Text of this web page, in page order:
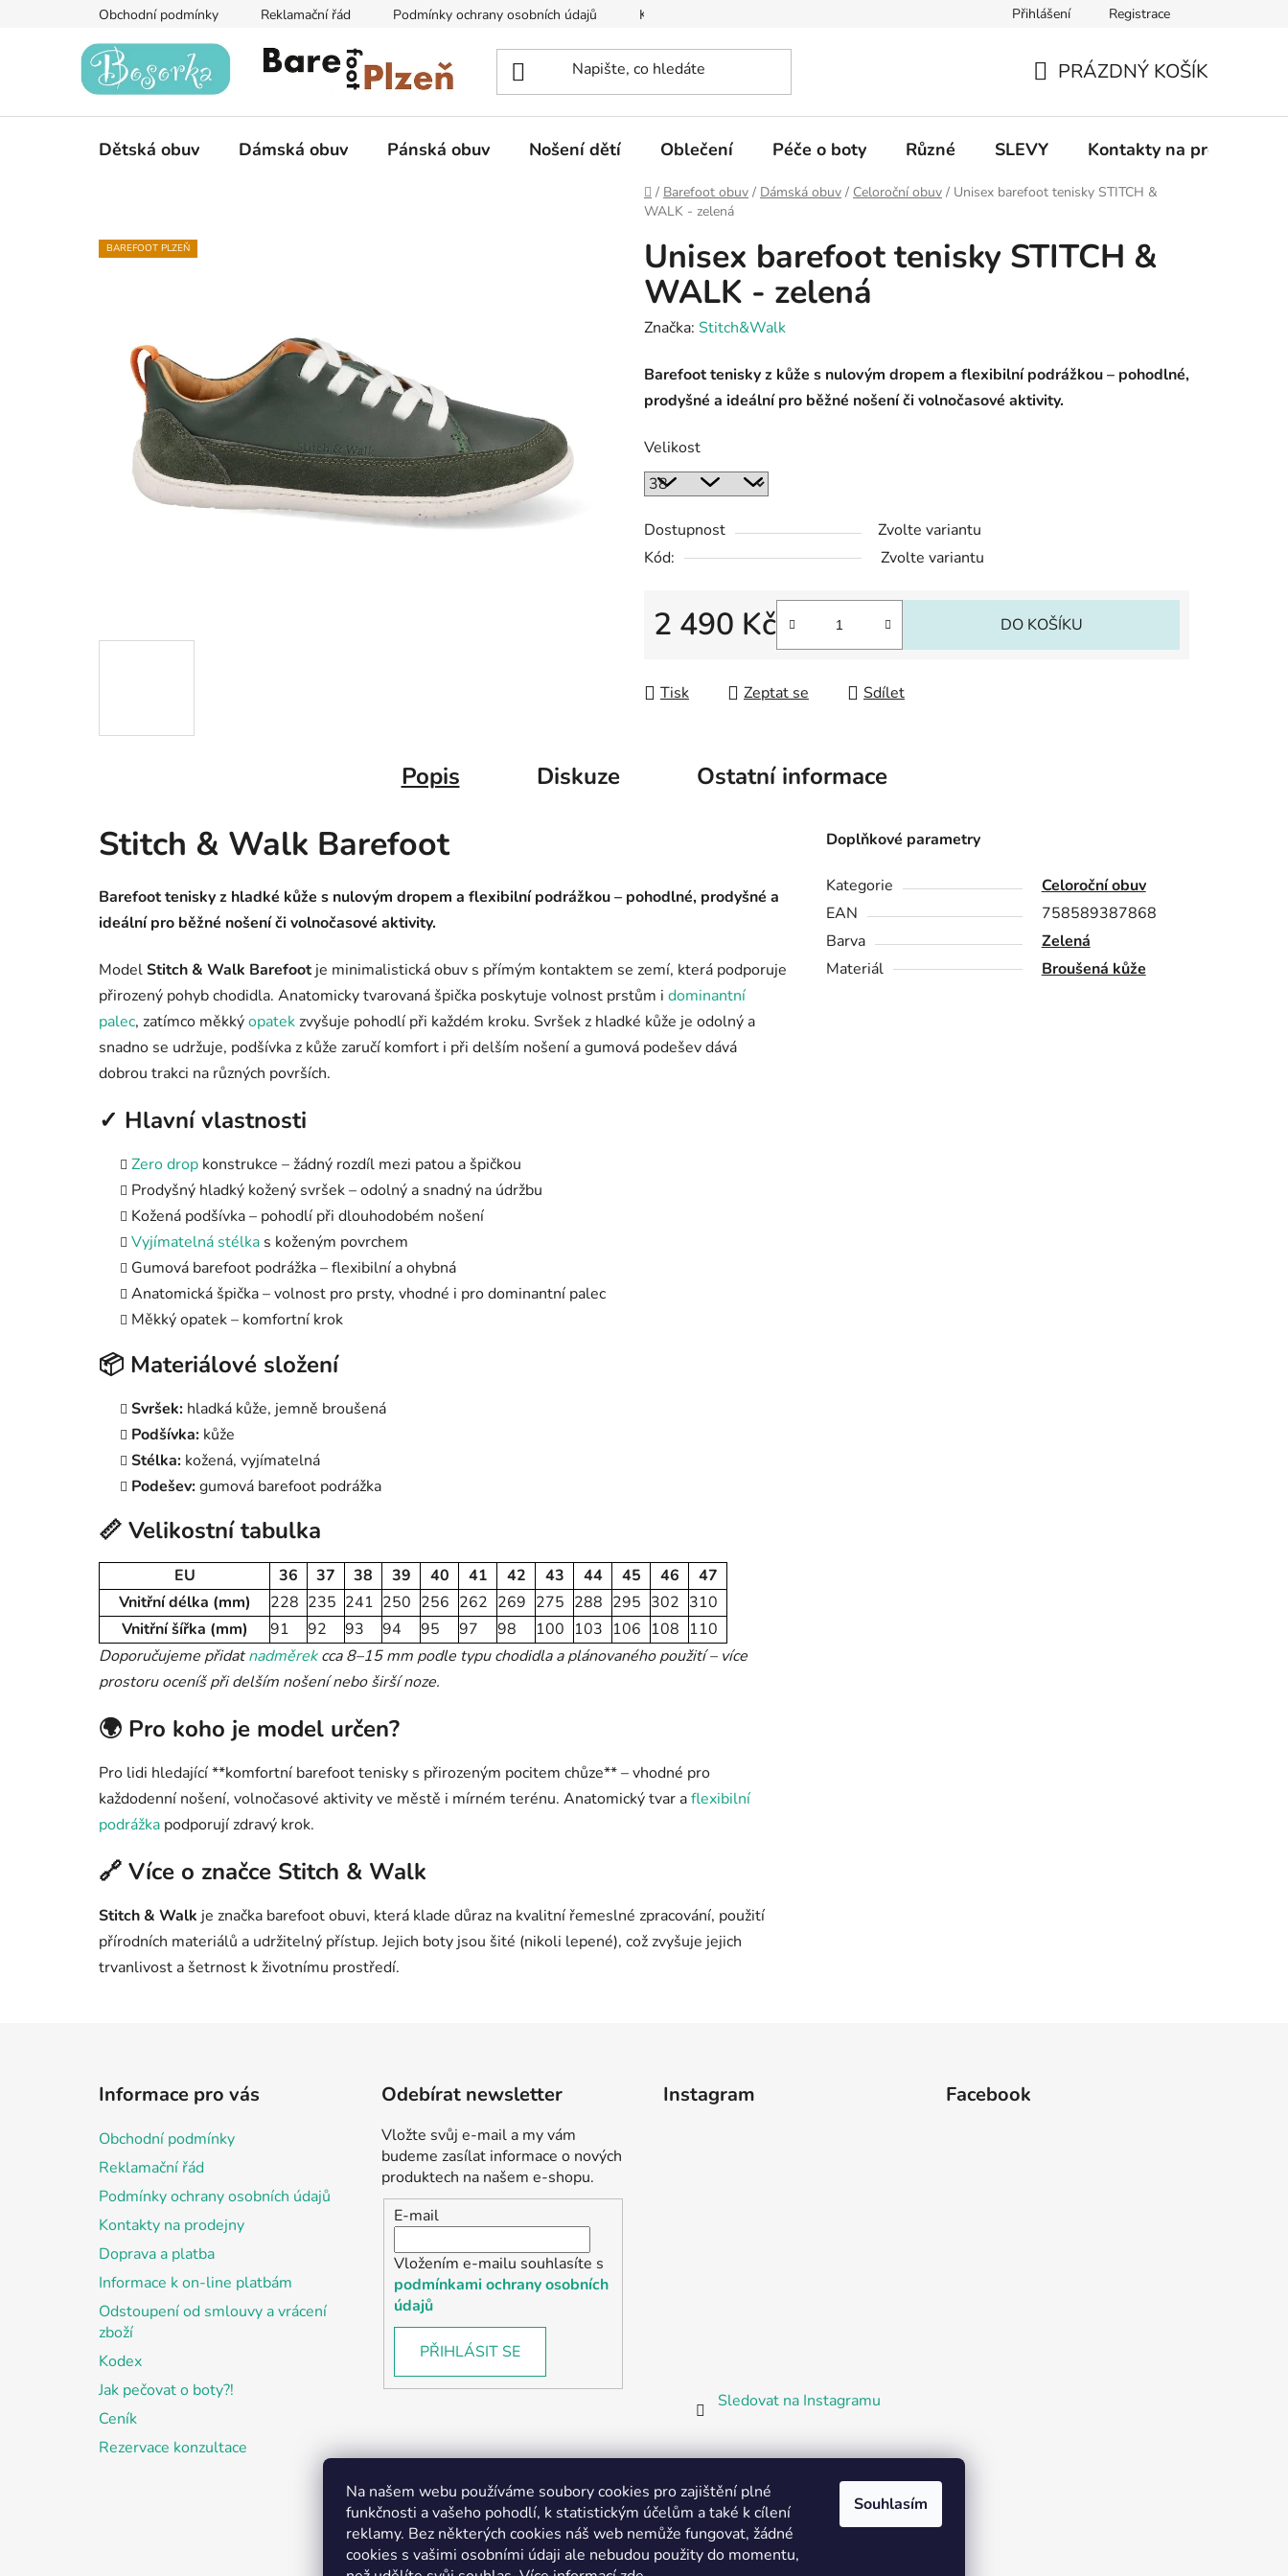
Na našem webu používáme soubory cookies pro zajištění plné
funkčnosti a vašeho pohodlí, k statistickým účelům a také k cílení
reklamy. Bez některých cookies náš web nemůže fungovat, žádné
cookies s vašimi osobními údaji ale nebudou použity do momentu,
Souhlasím
Obchodní podmínky Reklamační řád Podmínky ochrany osobních údajů Kontakty na prodejny Informace k on-line platbám Odstoupení od
Přihlášení Registrace
KOŠÍK
PRÁZDNÝ KOŠÍK
Dětská obuv Dámská obuv Pánská obuv Nošení dětí Oblečení Péče o boty Různé SLEVY Kontakty na prodejny
Domů
/ Barefoot obuv / Dámská obuv / Celoroční obuv / Unisex barefoot tenisky STITCH &
WALK - zelená
Unisex barefoot tenisky STITCH &
WALK - zelená
Značka: Stitch&Walk
Barefoot tenisky z kůže s nulovým dropem a flexibilní podrážkou – pohodlné,
prodyšné a ideální pro běžné nošení či volnočasové aktivity.
Velikost
Dostupnost
Zvolte variantu
Kód:
Zvolte variantu
2 490 Kč DO KOŠÍKU
Tisk Zeptat se Sdílet
BAREFOOT PLZEŇ
Popis Diskuze Ostatní informace
Stitch & Walk Barefoot
Barefoot tenisky z hladké kůže s nulovým dropem a flexibilní podrážkou – pohodlné, prodyšné a
ideální pro běžné nošení či volnočasové aktivity.
ModelStitch & Walk Barefootje minimalistická obuv s přímým kontaktem se zemí, která podporuje
přirozený pohyb chodidla. Anatomicky tvarovaná špička poskytuje volnost prstům i dominantní
palec, zatímco měkkýopatekzvyšuje pohodlí při každém kroku. Svršek z hladké kůže je odolný a
snadno se udržuje, podšívka z kůže zaručí komfort i při delším nošení a gumová podešev dává
dobrou trakci na různých površích.
✓ Hlavní vlastnosti
Zero drop konstrukce – žádný rozdíl mezi patou a špičkou
Prodyšný hladký kožený svršek – odolný a snadný na údržbu
Kožená podšívka – pohodlí při dlouhodobém nošení
Vyjímatelná stélka s koženým povrchem
Gumová barefoot podrážka – flexibilní a ohybná
Anatomická špička – volnost pro prsty, vhodné i pro dominantní palec
Měkký opatek – komfortní krok
📦 Materiálové složení
Svršek: hladká kůže, jemně broušená
Podšívka: kůže
Stélka: kožená, vyjímatelná
Podešev:gumová barefoot podrážka
📏 Velikostní tabulka
EU 36 37 38 39 40 41 42 43 44 45 46
47
Vnitřní délka (mm)
228 235 241 250 256 262 269 275 288 295 302 310
Vnitřní šířka (mm)
91 92 93 94 95 97 98 100 103 106 108 110
Doporučujeme přidatnadměrekcca 8–15 mm podle typu chodidla a plánovaného použití – více
prostoru oceníš při delším nošení nebo širší noze.
🌍 Pro koho je model určen?
Pro lidi hledající **komfortní barefoot tenisky s přirozeným pocitem chůze** – vhodné pro
každodenní nošení, volnočasové aktivity ve městě i mírném terénu. Anatomický tvar aflexibilní
podrážka podporují zdravý krok.
🔗 Více o značce Stitch & Walk
Stitch & Walk je značka barefoot obuvi, která klade důraz na kvalitní řemeslné zpracování, použití
přírodních materiálů a udržitelný přístup. Jejich boty jsou šité (nikoli lepené), což zvyšuje jejich
trvanlivost a šetrnost k životnímu prostředí.
Doplňkové parametry
Kategorie
Celoroční obuv
EAN
758589387868
Barva
Zelená
Materiál
Broušená kůže
Informace pro vás
Obchodní podmínky
Reklamační řád
Podmínky ochrany osobních údajů
Kontakty na prodejny
Doprava a platba
Informace k on-line platbám
Odstoupení od smlouvy a vrácení
zboží
Kodex
Jak pečovat o boty?!
Ceník
Rezervace konzultace
Odebírat newsletter
Vložte svůj e-mail a my vám
budeme zasílat informace o nových
produktech na našem e-shopu.
E-mail
Vložením e-mailu souhlasíte s
podmínkami ochrany osobních
údajů
PŘIHLÁSIT SE
Instagram
Sledovat na Instagramu
Facebook
Partnerská prodejna Barefoot Plzeň